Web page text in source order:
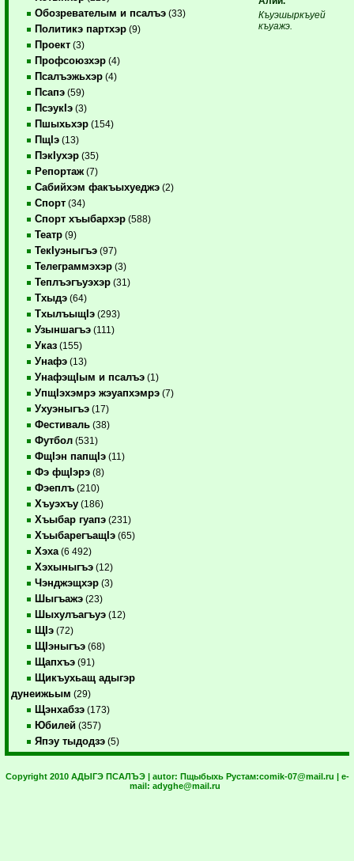
Обозревателым и псалъэ (33)
Политикэ партхэр (9)
Проект (3)
Профсоюзхэр (4)
Псалъэжьхэр (4)
Псапэ (59)
ПсэукIэ (3)
Пшыхьхэр (154)
ПщIэ (13)
ПэкIухэр (35)
Репортаж (7)
Сабийхэм факъыхуеджэ (2)
Спорт (34)
Спорт хъыбархэр (588)
Театр (9)
ТекIуэныгъэ (97)
Телеграммэхэр (3)
Теплъэгъуэхэр (31)
Тхыдэ (64)
ТхылъыщIэ (293)
Узыншагъэ (111)
Указ (155)
Унафэ (13)
УнафэщIым и псалъэ (1)
УпщIэхэмрэ жэуапхэмрэ (7)
Ухуэныгъэ (17)
Фестиваль (38)
Футбол (531)
ФщIэн папщIэ (11)
Фэ фщIэрэ (8)
Фэеплъ (210)
Хъуэхъу (186)
Хъыбар гуапэ (231)
ХъыбарегъащIэ (65)
Хэха (6 492)
Хэхыныгъэ (12)
Чэнджэщхэр (3)
Шыгъажэ (23)
Шыхулъагъуэ (12)
ЩIэ (72)
ЩIэныгъэ (68)
Щапхъэ (91)
Щикъухьащ адыгэр
дунеижьым (29)
Щэнхабзэ (173)
Юбилей (357)
Япэу тыдодзэ (5)
Къуэшыркъуей
къуажэ.
Copyright 2010 АДЫГЭ ПСАЛЪЭ | autor: Пщыбыхь Рустам:comik-07@mail.ru | e-
mail: adyghe@mail.ru